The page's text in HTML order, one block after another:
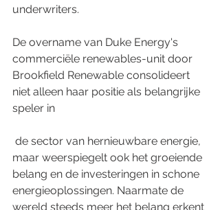
underwriters.
De overname van Duke Energy's
commerciële renewables-unit door
Brookfield Renewable consolideert
niet alleen haar positie als belangrijke
speler in
maar weerspiegelt ook het groeiende
belang en de investeringen in schone
energieoplossingen. Naarmate de
wereld steeds meer het belang erkent